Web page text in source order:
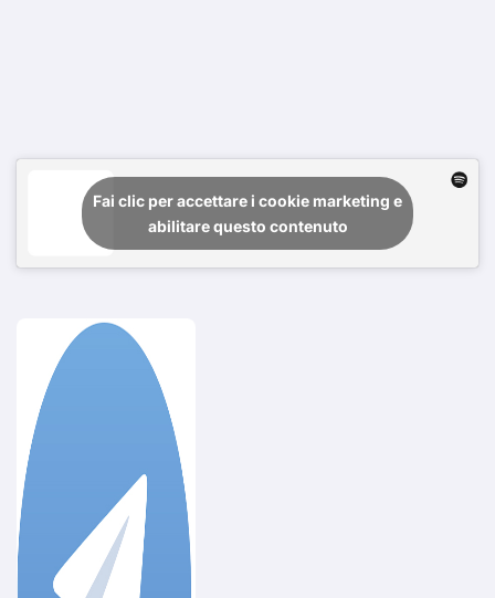
Fai clic per accettare i cookie marketing e
abilitare questo contenuto